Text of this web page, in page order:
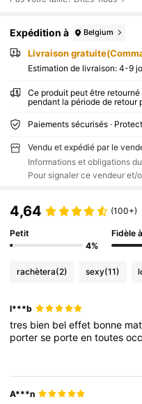
Expédition à Belgium
Livraison
Estimation de livraison: 4-9
Ce produit peut être
pendant la période de retour
Paiements sécurisés ·
Vendu et expédié par le
Informations et obligations
Pour signaler ce vendeur et/
4,64 (100+)
Petit
4%
Fidèle
rachètera(2) sexy(11)
l***b
tres bien beleffet bonne
porterse porteentoutes
A***n